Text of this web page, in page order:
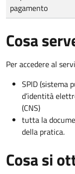
pagamento
Cosa
Per accedere al
SPID (sistema
d’identità
(CNS)
tutta la
della pratica.
Cosa si